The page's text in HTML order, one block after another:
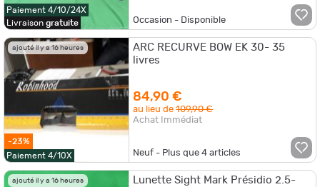
Paiement 4/10/24X
Livraison gratuite Occasion - Disponible
ajouté il y a 16 heures
-23%
Paiement 4/10X
ARC RECURVE BOW EK 30- 35
livres
84,90 €
au lieu de109,90 €
Achat Immédiat
Neuf - Plus que4 articles
ajouté il y a 16 heures
Lunette Sight Mark Présidio 2.5-